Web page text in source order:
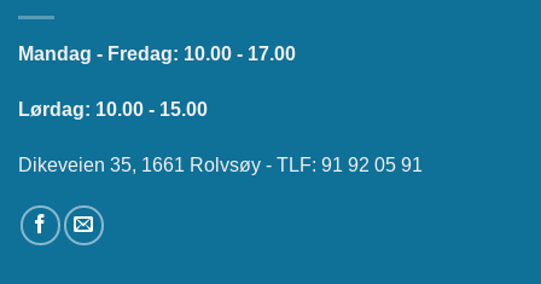
Mandag - Fredag: 10.00 - 17.00
Lørdag: 10.00 - 15.00
Dikeveien 35, 1661 Rolvsøy - TLF: 91 92 05 91